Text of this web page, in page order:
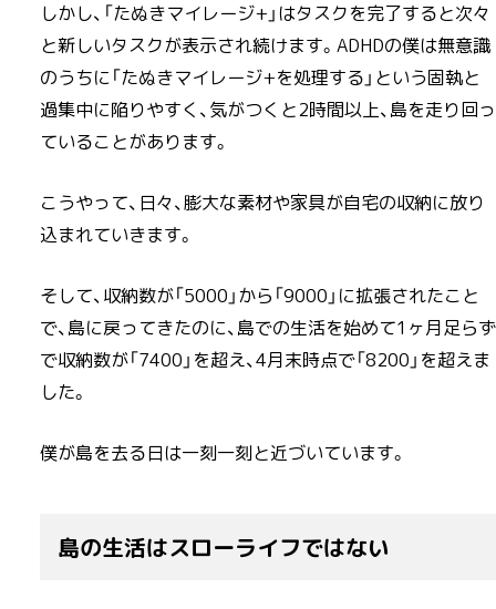
しかし、「たぬきマイレージ+」はタスクを完了すると次々
と新しいタスクが表示され続けます。ADHDの僕は無意識
のうちに「たぬきマイレージ+を処理する」という固執と
過集中に陥りやすく、気がつくと2時間以上、島を走り回っ
ていることがあります。
こうやって、日々、膨大な素材や家具が自宅の収納に放り
込まれていきます。
そして、収納数が「5000」から「9000」に拡張されたこと
で、島に戻ってきたのに、島での生活を始めて1ヶ月足らず
で収納数が「7400」を超え、4月末時点で「8200」を超えま
した。
僕が島を去る日は一刻一刻と近づいています。
島の生活はスローライフではない